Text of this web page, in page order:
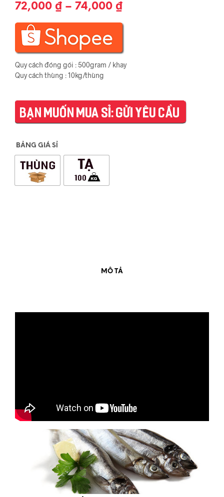
72,000 ₫ – 74,000 ₫
Quy cách đóng gói : 500gram / khay
Quy cách thùng : 10kg/thùng
BẢNG GIÁ SỈ
MÔ TẢ